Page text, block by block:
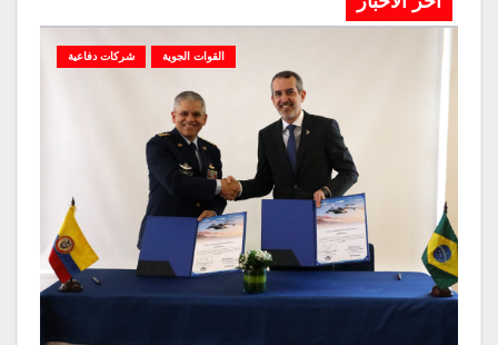
القوات الجوية شركات دفاعية